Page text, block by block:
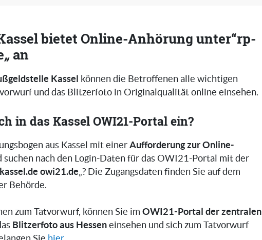
bietet Online-Anhörung unter“rp-
„ an
Kassel können die Betroffenen alle wichtigen
und das Blitzerfoto in Originalqualität online einsehen.
in das Kassel OWI21-Portal ein?
aus Kassel mit einerAufforderung zur Online-
suchen nach den Login-Daten für das OWI21-Portal mit der
owi21.de„? Die Zugangsdaten finden Sie auf dem
Behörde.
zum Tatvorwurf, können Sie imOWI21-Portal der zentralen
Blitzerfoto aus Hessen einsehen und sich zum Tatvorwurf